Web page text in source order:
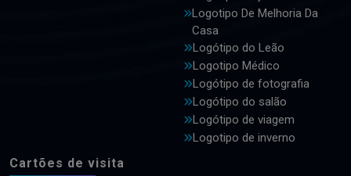
Logotipo De Melhoria Da
Casa
Logótipo do Leão
Logotipo Médico
Logótipo de fotografia
Logótipo do salão
Logótipo de viagem
Logotipo de inverno
Cartões de visita